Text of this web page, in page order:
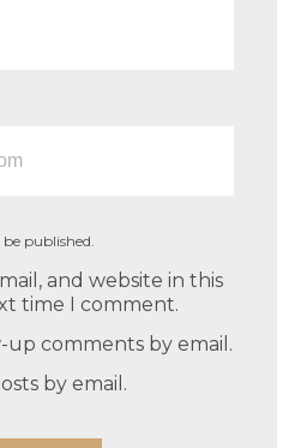
published.
and website in this
time I comment.
comments by email.
by email.